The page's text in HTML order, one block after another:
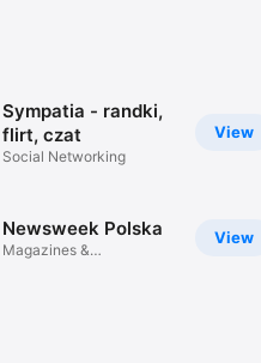
View
Sympatia - randki,
flirt, czat
Social Networking
View
Newsweek Polska
Magazines &